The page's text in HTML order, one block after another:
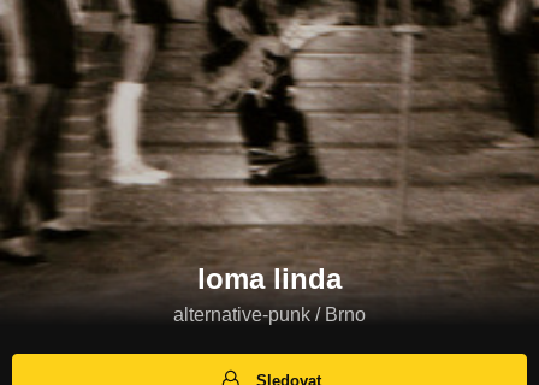
loma linda
alternative-punk / Brno
Sledovat